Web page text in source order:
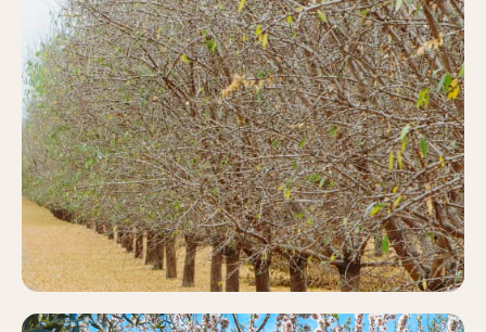
PISTACHO
Más información